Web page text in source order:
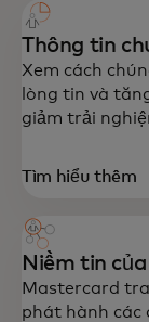
Thông tin
Xem cách
lòng tin và
giảm trải
Tìm hiểu thêm
Niềm tin
Mastercard
phát hành các